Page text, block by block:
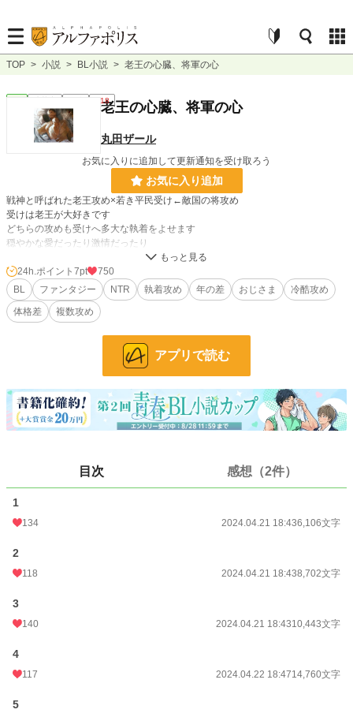
TOP > 小説 > BL小説 > 老王の心臓、将軍の心
R18
老王の心臓、将軍の心
丸田ザール
お気に入りに追加して更新通知を受け取ろう
お気に入り追加
戦神と呼ばれた老王攻め×若き平民受け←敵国の将攻め
受けは老王が大好きです
どちらの攻めも受けへ多大な執着をよせます
穏やかな愛だったり激情だったり
年の差、NTR要素、死ネタ要素あります
小説 38,691 位 / 228,902 件
BL 10,634 位 / 31,451 件
文字数 50,538
更新日時 2024.04.22 18:47
累計ポイント
24h.ポイント 7pt
750
BL
ファンタジー NTR 執着攻め 年の差 おじさま
冷酷攻め
体格差
複数攻め
アプリで読む
目次 感想（2件）
1
134 2024.04.21 18:436,106文字
2
118 2024.04.21 18:438,702文字
3
140 2024.04.21 18:4310,443文字
4
117 2024.04.22 18:4714,760文字
5